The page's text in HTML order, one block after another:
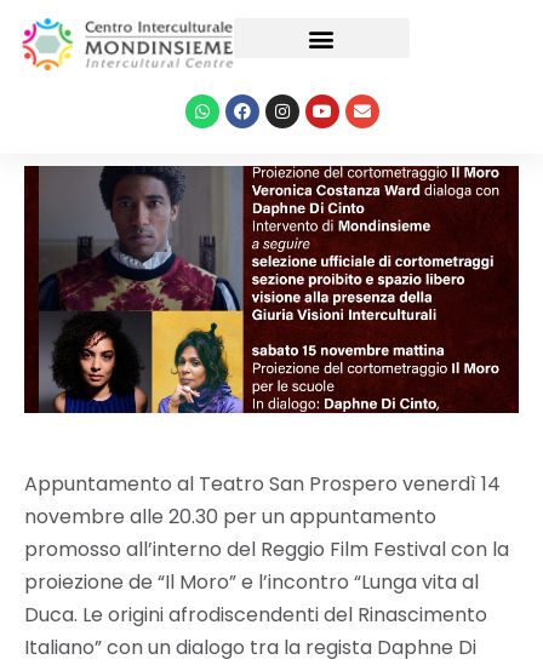
Appuntamento al Teatro San Prospero venerdì 14
novembre alle 20.30 per un appuntamento
promosso all’interno del Reggio Film Festival con la
proiezione de “Il Moro” e l’incontro “Lunga vita al
Duca. Le origini afrodiscendenti del Rinascimento
Italiano” con un dialogo tra la regista Daphne Di